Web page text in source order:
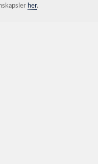
her.